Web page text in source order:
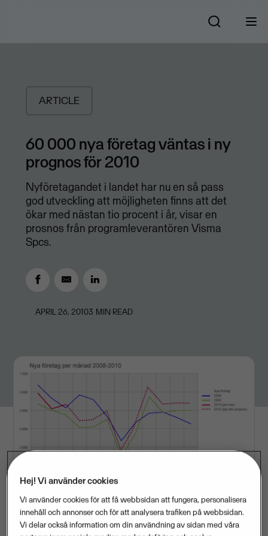
ARTICLE
60 000 nya företag väntas i ny
prognos för 2010
Nyföretagandet i landet har nu en så pass
god utveckling att möjligheten finns att det
ökar med nästan tio procent i år, visar en
prosnos från programleverantören Visma
Spcs.
APRIL 26, 20103 MIN READ
Intresset för att starta eget fortsätter att öka. Innan
Hej! Vi använder cookies
Vi använder cookies för att få webbsidan att fungera, personalisera
innehåll och annonser och för att analysera trafiken på webbsidan.
Vi delar också information om din användning av sidan med våra